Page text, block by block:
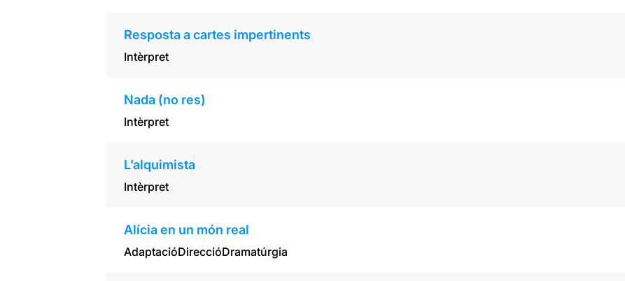
Resposta a cartes impertinents
Intèrpret
Nada (no res)
Intèrpret
L’alquimista
Intèrpret
Alícia en un món real
AdaptacióDireccióDramatúrgia